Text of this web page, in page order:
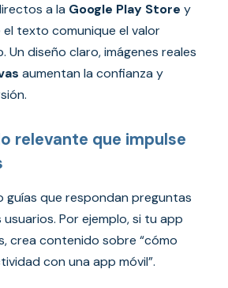
a la Google Play Store y
texto comunique el valor
Un diseño claro, imágenes reales
aumentan la confianza y
relevante que impulse
guías que respondan preguntas
Por ejemplo, si tu app
crea contenido sobre “cómo
con una app móvil”.